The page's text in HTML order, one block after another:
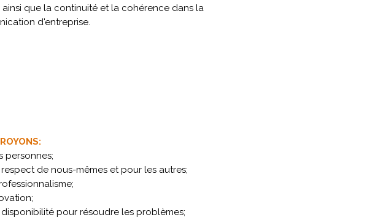
ainsi que la continuité et la cohérence dans la
d'entreprise.
personnes;
de nous-mêmes et pour les autres;
pour résoudre les problèmes;